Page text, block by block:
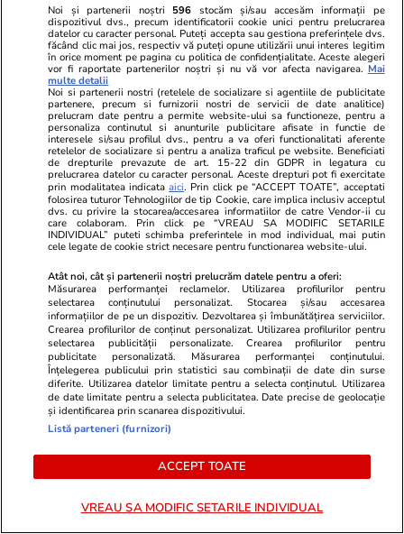
De ce să nu păstrezi cartofii
lângă ceapă
Lifestyle 20 iul.
Ce este batch cooking și cum îți
poate simplifica mesele
săptămânale
Lifestyle 20 iul.
Ce este agar-agar și cum se
utilizează
Știri România
Noi și partenerii noștri 596 stocăm și/sau accesăm informații pe
dispozitivul dvs., precum identificatorii cookie unici pentru prelucrarea
datelor cu caracter personal. Puteți accepta sau gestiona preferințele dvs.
făcând clic mai jos, respectiv vă puteți opune utilizării unui interes legitim
în orice moment pe pagina cu politica de confidențialitate. Aceste alegeri
vor fi raportate partenerilor noștri și nu vă vor afecta navigarea. Mai
multe detalii
Noi si partenerii nostri (retelele de socializare si agentiile de publicitate
partenere, precum si furnizorii nostri de servicii de date analitice)
prelucram date pentru a permite website-ului sa functioneze, pentru a
personaliza continutul si anunturile publicitare afisate in functie de
interesele si/sau profilul dvs., pentru a va oferi functionalitati aferente
retelelor de socializare si pentru a analiza traficul pe website. Beneficiati
de drepturile prevazute de art. 15-22 din GDPR in legatura cu
prelucrarea datelor cu caracter personal. Aceste drepturi pot fi exercitate
prin modalitatea indicataaici. Prin click pe “ACCEPT TOATE”, acceptati
folosirea tuturor Tehnologiilor de tip Cookie, care implica inclusiv acceptul
dvs. cu privire la stocarea/accesarea informatiilor de catre Vendor-ii cu
care colaboram. Prin click pe “VREAU SA MODIFIC SETARILE
INDIVIDUAL” puteti schimba preferintele in mod individual, mai putin
cele legate de cookie strict necesare pentru functionarea website-ului.
Atât noi, cât și partenerii noștri prelucrăm datele pentru a oferi:
Măsurarea performanței reclamelor. Utilizarea profilurilor pentru
selectarea conținutului personalizat. Stocarea și/sau accesarea
informațiilor de pe un dispozitiv. Dezvoltarea și îmbunătățirea serviciilor.
Crearea profilurilor de conținut personalizat. Utilizarea profilurilor pentru
selectarea publicității personalizate. Crearea profilurilor pentru
publicitate personalizată. Măsurarea performanței conținutului.
Înțelegerea publicului prin statistici sau combinații de date din surse
diferite. Utilizarea datelor limitate pentru a selecta conținutul. Utilizarea
de date limitate pentru a selecta publicitatea. Date precise de geolocație
și identificarea prin scanarea dispozitivului.
Listă parteneri (furnizori)
ACCEPT TOATE
VREAU SA MODIFIC SETARILE INDIVIDUAL